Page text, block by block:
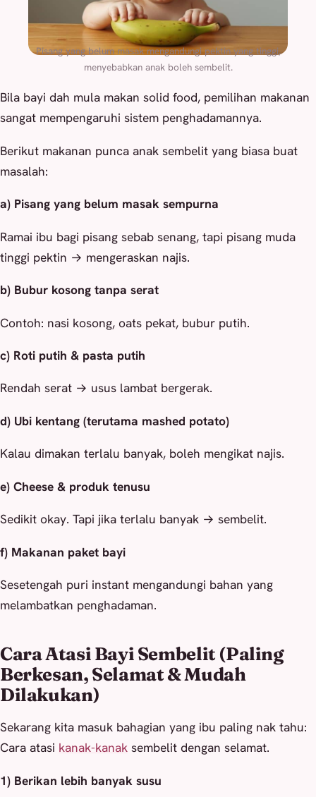
Pisang yang belum masak mengandungi pektin yang tinggi,
menyebabkan anak boleh sembelit.
Bila bayi dah mula makan solid food, pemilihan makanan
sangat mempengaruhi sistem penghadamannya.
Berikut makanan punca anak sembelit yang biasa buat
masalah:
a) Pisang yang belum masak sempurna
Ramai ibu bagi pisang sebab senang, tapi pisang muda
tinggi pektin → mengeraskan najis.
b) Bubur kosong tanpa serat
Contoh: nasi kosong, oats pekat, bubur putih.
c) Roti putih & pasta putih
Rendah serat → usus lambat bergerak.
d) Ubi kentang (terutama mashed potato)
Kalau dimakan terlalu banyak, boleh mengikat najis.
e) Cheese & produk tenusu
Sedikit okay. Tapi jika terlalu banyak → sembelit.
f) Makanan paket bayi
Sesetengah puri instant mengandungi bahan yang
melambatkan penghadaman.
Cara Atasi Bayi Sembelit (Paling
Berkesan, Selamat & Mudah
Dilakukan)
Sekarang kita masuk bahagian yang ibu paling nak tahu:
Cara atasi kanak-kanak sembelit dengan selamat.
1) Berikan lebih banyak susu